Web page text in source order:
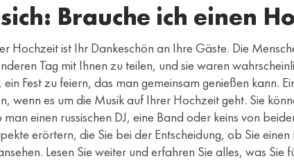
Brauche ich einen
Hochzeit ist Ihr Dankeschön an Ihre Gäste. Die
Tag mit Ihnen zu teilen, und sie waren
Fest zu feiern, das man gemeinsam genießen kann.
wenn es um die Musik auf Ihrer Hochzeit geht. Sie
man einen russischen DJ, eine Band oder keins von
erörtern, die Sie bei der Entscheidung, ob Sie
Lesen Sie weiter und erfahren Sie alles, was Sie